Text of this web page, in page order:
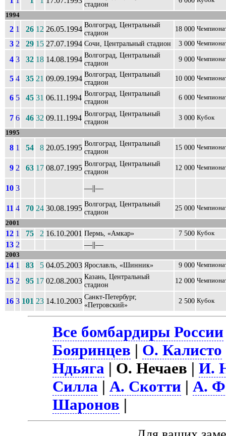
стадион
1994
2 1 26 12 26.05.1994 Волгоград, Центральный
стадион
18 000
3 2 29 15 27.07.1994 Сочи, Центральный стадион 3 000
4 3 32 18 14.08.1994 Волгоград, Центральный
стадион
9 000
5 4 35 21 09.09.1994 Волгоград, Центральный
стадион
10 000
6 5 45 31 06.11.1994 Волгоград, Центральный
стадион
6 000
7 6 46 32 09.11.1994 Волгоград, Центральный
стадион
3 000 Кубок
1995
8 1 54 8 20.05.1995 Волгоград, Центральный
стадион
15 000
9 2 63 17 08.07.1995 Волгоград, Центральный
стадион
12 000
10 3 ––||––
11 4 70 24 30.08.1995 Волгоград, Центральный
стадион
25 000
2001
12 1 75 2 16.10.2001 Пермь, «Амкар» 7 500 Кубок
13 2 ––||––
2003
14 1 83 5 04.05.2003 Ярославль, «Шинник» 9 000
15 2 95 17 02.08.2003 Казань, Центральный
стадион
12 000
16 3 101 23 14.10.2003 Санкт-Петербург,
«Петровский»
2 500 Кубок
Все бомбардиры России
Бояринцев | О. Калисто
Ндьяга | О. Нечаев |И.
Силла |А. Скотти |А.
Шаронов |